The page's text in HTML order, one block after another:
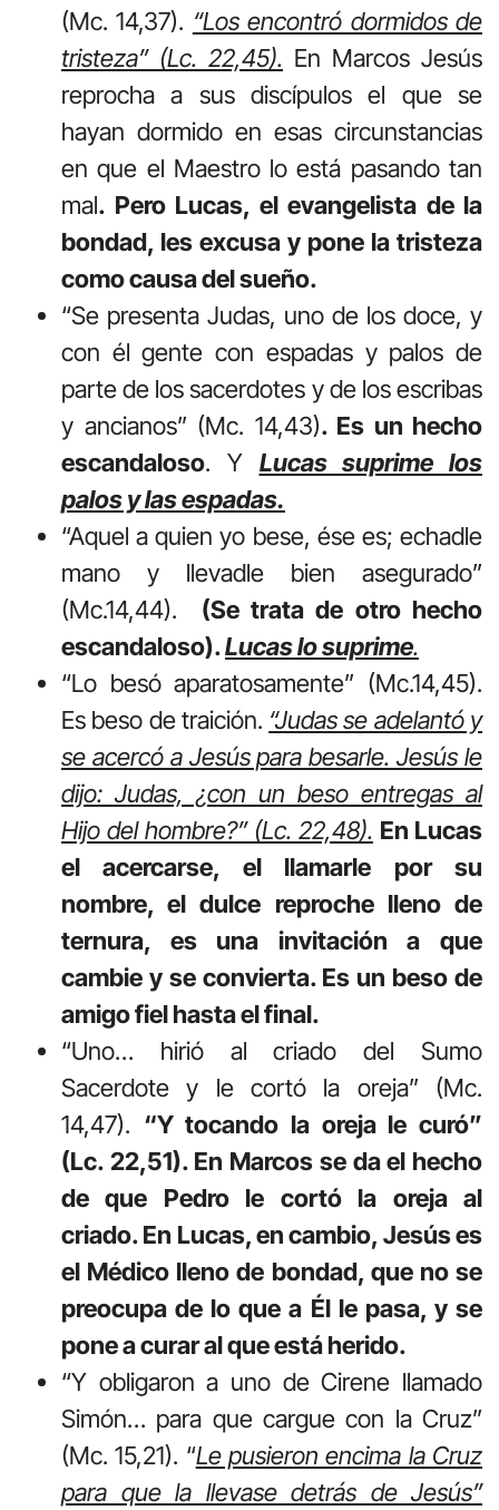
(Mc. 14,37). “Los encontró dormidos de
tristeza” (Lc. 22,45). En Marcos Jesús
reprocha a sus discípulos el que se
hayan dormido en esas circunstancias
en que el Maestro lo está pasando tan
mal. Pero Lucas, el evangelista de la
bondad, les excusa y pone la tristeza
como causa del sueño.
“Se presenta Judas, uno de los doce, y
con él gente con espadas y palos de
parte de los sacerdotes y de los escribas
y ancianos” (Mc. 14,43). Es un hecho
escandaloso. Y Lucas suprime los
palos y las espadas.
“Aquel a quien yo bese, ése es; echadle
mano y llevadle bien asegurado”
(Mc.14,44).
(Se trata de otro hecho
escandaloso).Lucas lo suprime.
“Lo besó aparatosamente” (Mc.14,45).
Es beso de traición. “Judas se adelantó y
se acercó a Jesús para besarle. Jesús le
dijo: Judas, ¿con un beso entregas al
Hijo del hombre?” (Lc. 22,48). En Lucas
el acercarse, el llamarle por su
nombre, el dulce reproche lleno de
ternura, es una invitación a que
cambie y se convierta. Es un beso de
amigo fiel hasta el final.
“Uno… hirió al criado del Sumo
Sacerdote y le cortó la oreja” (Mc.
14,47). “Y tocando la oreja le curó”
(Lc. 22,51). En Marcos se da el hecho
de que Pedro le cortó la oreja al
criado. En Lucas, en cambio, Jesús es
el Médico lleno de bondad, que no se
preocupa de lo que a Él le pasa, y se
pone a curar al que está herido.
“Y obligaron a uno de Cirene llamado
Simón… para que cargue con la Cruz”
(Mc. 15,21). “Le pusieron encima la Cruz
para que la llevase detrás de Jesús”